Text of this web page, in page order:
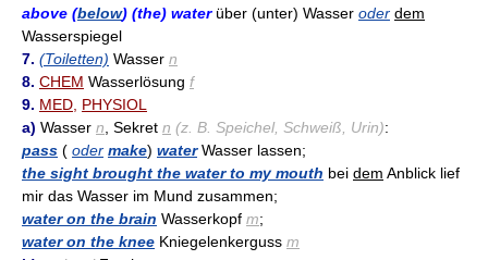
above (below) (the) waterüber (unter) Wasser oder dem
Wasserspiegel
7. (Toiletten) Wasser n
8. CHEM Wasserlösung f
9. MED PHYSIOL
a) Wasser n , Sekret n (z. B. Speichel, Schweiß, Urin):
pass ( oder make) waterWasser lassen;
the sight brought the water to my mouth bei dem Anblick lief
mir das Wasser im Mund zusammen;
water on the brain Wasserkopf m;
water on the knee Kniegelenkerguss m